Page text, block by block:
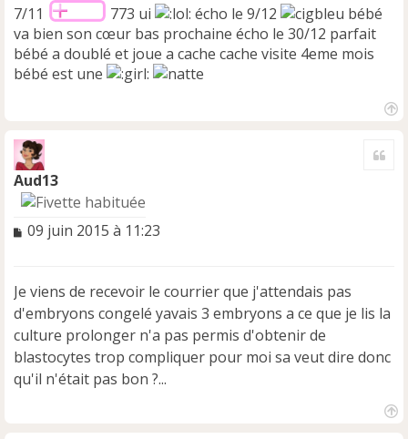
7/11
773 ui écho le 9/12
bébé
va bien son cœur bas prochaine écho le 30/12 parfait
bébé a doublé et joue a cache cache visite 4eme mois
bébé est une
Aud13
M
a
g
e
n
o
n
09 juin 2015 à 11:23
Je viens de recevoir le courrier que j'attendais pas
d'embryons congelé yavais 3 embryons a ce que je lis la
culture prolonger n'a pas permis d'obtenir de
blastocytes trop compliquer pour moi sa veut dire donc
qu'il n'était pas bon ?...